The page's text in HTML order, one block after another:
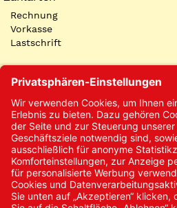
Rechnung
Vorkasse
Lastschrift
Kontakt
Kontakt/Anfrage
Neukundenanmeldung
Kennwort vergessen